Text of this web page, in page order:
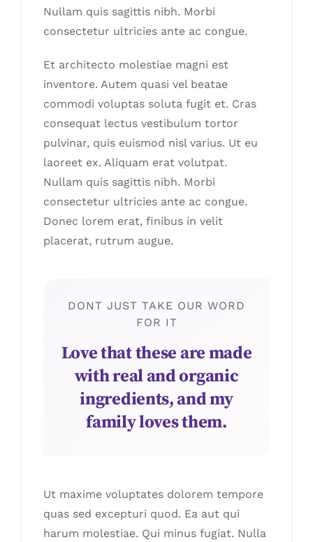
Nullam quis sagittis nibh. Morbi
consectetur ultricies ante ac congue.
Et architecto molestiae magni est
inventore. Autem quasi vel beatae
commodi voluptas soluta fugit et. Cras
consequat lectus vestibulum tortor
pulvinar, quis euismod nisl varius. Ut eu
laoreet ex. Aliquam erat volutpat.
Nullam quis sagittis nibh. Morbi
consectetur ultricies ante ac congue.
Donec lorem erat, finibus in velit
placerat, rutrum augue.
DONT JUST TAKE OUR WORD
FOR IT
Love that these are made
with real and organic
ingredients, and my
family loves them.
Ut maxime voluptates dolorem tempore
quas sed excepturi quod. Ea aut qui
harum molestiae. Qui minus fugiat. Nulla